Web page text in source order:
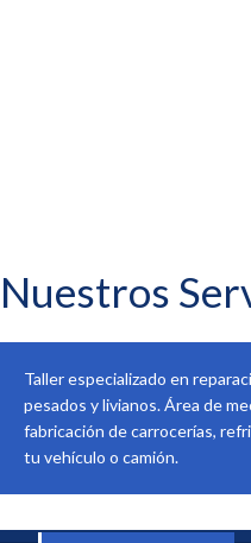
Nuestros
Taller especializado en
pesados y livianos. Área de
fabricación de carrocerías,
tu vehículo o camión.